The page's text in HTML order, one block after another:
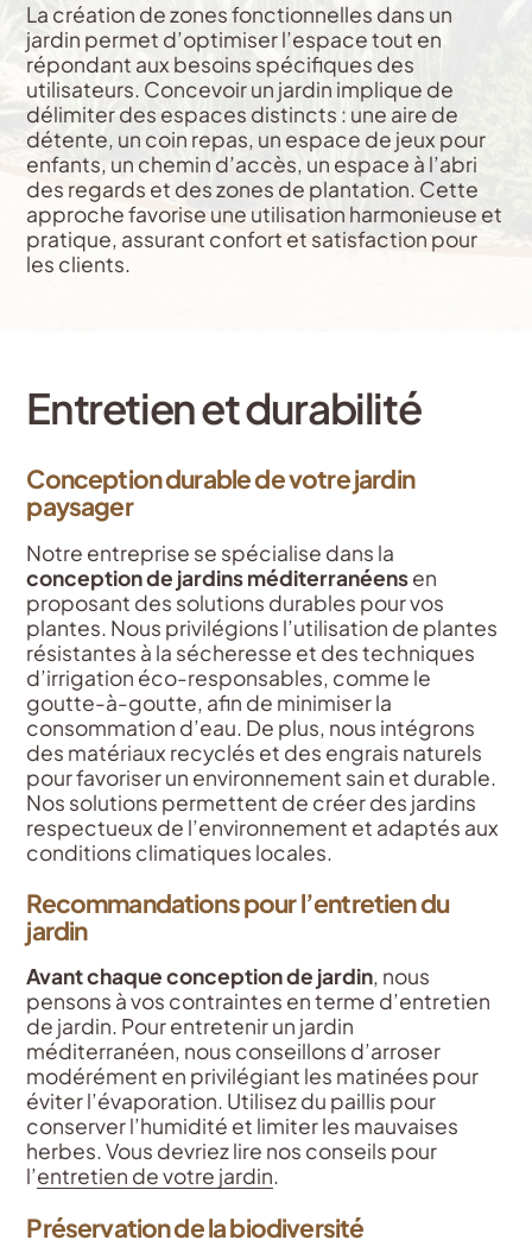
La création de zones fonctionnelles dans un
jardin permet d’optimiser l’espace tout en
répondant aux besoins spécifiques des
utilisateurs. Concevoir un jardin implique de
délimiter des espaces distincts : une aire de
détente, un coin repas, un espace de jeux pour
enfants, un chemin d’accès, un espace à l’abri
des regards et des zones de plantation. Cette
approche favorise une utilisation harmonieuse et
pratique, assurant confort et satisfaction pour
les clients.
Entretien et durabilité
Conception durable de votre jardin
paysager
Notre entreprise se spécialise dans la
conception de jardins méditerranéensen
proposant des solutions durables pour vos
plantes. Nous privilégions l’utilisation de plantes
résistantes à la sécheresse et des techniques
d’irrigation éco-responsables, comme le
goutte-à-goutte, afin de minimiser la
consommation d’eau. De plus, nous intégrons
des matériaux recyclés et des engrais naturels
pour favoriser un environnement sain et durable.
Nos solutions permettent de créer des jardins
respectueux de l’environnement et adaptés aux
conditions climatiques locales.
Recommandations pour l’entretien du
jardin
Avant chaque conception de jardin, nous
pensons à vos contraintes en terme d’entretien
de jardin. Pour entretenir un jardin
méditerranéen, nous conseillons d’arroser
modérément en privilégiant les matinées pour
éviter l’évaporation. Utilisez du paillis pour
conserver l’humidité et limiter les mauvaises
herbes. Vous devriez lire nos conseils pour
l’entretien de votre jardin.
Préservation de la biodiversité